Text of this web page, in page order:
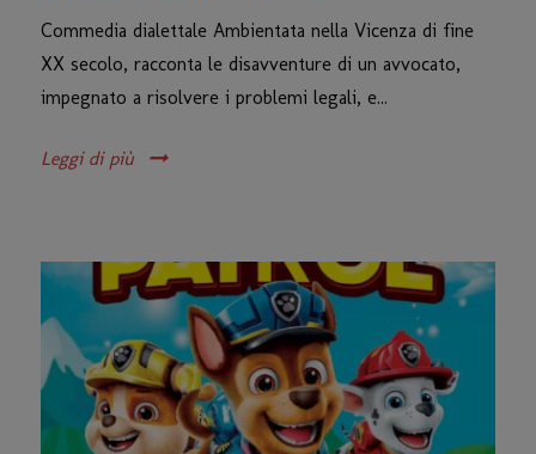
Commedia dialettale Ambientata nella Vicenza di fine
XX secolo, racconta le disavventure di un avvocato,
impegnato a risolvere i problemi legali, e...
Leggi di più